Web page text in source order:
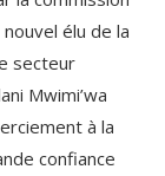
élu de la
secteur
Mwimi’wa
à la
confiance